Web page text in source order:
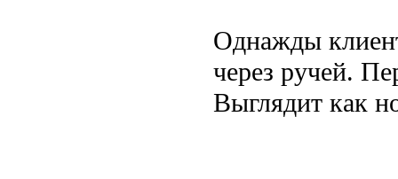
Однажды
через ручей.
Выглядит как